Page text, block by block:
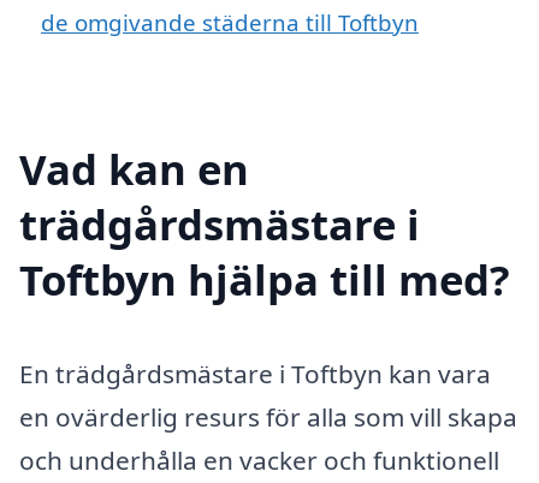
de omgivande städerna till Toftbyn
Vad kan en
trädgårdsmästare i
Toftbyn hjälpa till med?
En trädgårdsmästare i Toftbyn kan vara
en ovärderlig resurs för alla som vill skapa
och underhålla en vacker och funktionell